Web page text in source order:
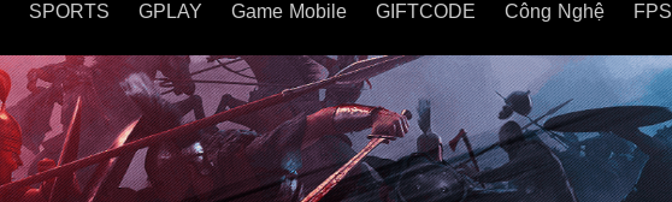
SPORTS GPLAY Game Mobile GIFTCODE Công Nghệ FPS